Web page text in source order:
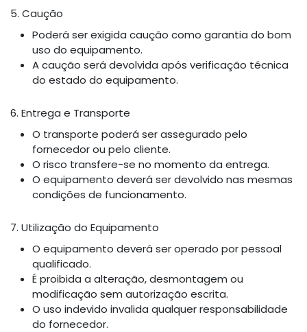
5. Caução
Poderá ser exigida caução como garantia do bom
uso do equipamento.
A caução será devolvida após verificação técnica
do estado do equipamento.
6. Entrega e Transporte
O transporte poderá ser assegurado pelo
fornecedor ou pelo cliente.
O risco transfere-se no momento da entrega.
O equipamento deverá ser devolvido nas mesmas
condições de funcionamento.
7. Utilização do Equipamento
O equipamento deverá ser operado por pessoal
qualificado.
É proibida a alteração, desmontagem ou
modificação sem autorização escrita.
O uso indevido invalida qualquer responsabilidade
do fornecedor.